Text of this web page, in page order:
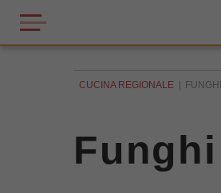
CUCINA REGIONALE